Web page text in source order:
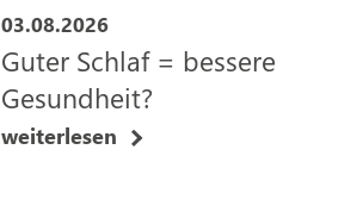
03.08.2026
Guter Schlaf = bessere
Gesundheit?
weiterlesen